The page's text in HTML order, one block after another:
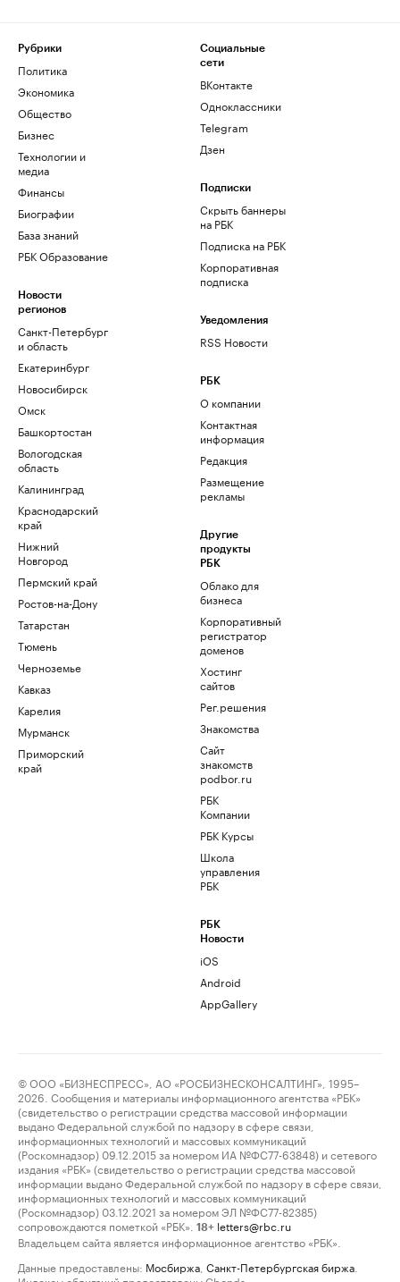
Рубрики
Политика
Экономика
Общество
Бизнес
Технологии и
медиа
Финансы
Биографии
База знаний
РБК Образование
Новости
регионов
Санкт-Петербург
и область
Екатеринбург
Новосибирск
Омск
Башкортостан
Вологодская
область
Калининград
Краснодарский
край
Нижний
Новгород
Пермский край
Ростов-на-Дону
Татарстан
Тюмень
Черноземье
Кавказ
Карелия
Мурманск
Приморский
край
Социальные
сети
ВКонтакте
Одноклассники
Telegram
Дзен
Подписки
Скрыть баннеры
на РБК
Подписка на РБК
Корпоративная
подписка
Уведомления
RSS Новости
РБК
О компании
Контактная
информация
Редакция
Размещение
рекламы
Другие
продукты
РБК
Облако для
бизнеса
Корпоративный
регистратор
доменов
Хостинг
сайтов
Рег.решения
Знакомства
Сайт
знакомств
podbor.ru
РБК
Компании
РБК Курсы
Школа
управления
РБК
РБК
Новости
iOS
Android
AppGallery
© ООО «БИЗНЕСПРЕСС», АО «РОСБИЗНЕСКОНСАЛТИНГ», 1995–
2026. Сообщения и материалы информационного агентства «РБК»
(свидетельство о регистрации средства массовой информации
выдано Федеральной службой по надзору в сфере связи,
информационных технологий и массовых коммуникаций
(Роскомнадзор) 09.12.2015 за номером ИА №ФС77-63848) и сетевого
издания «РБК» (свидетельство о регистрации средства массовой
информации выдано Федеральной службой по надзору в сфере связи,
информационных технологий и массовых коммуникаций
(Роскомнадзор) 03.12.2021 за номером ЭЛ №ФС77-82385)
сопровождаются пометкой «РБК».
18+ letters@rbc.ru
Владельцем сайта является информационное агентство «РБК».
Данные предоставлены: Мосбиржа Санкт-Петербургская биржа